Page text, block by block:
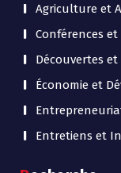
Agriculture et
Conférences
Découvertes et
Économie et
Entretiens et